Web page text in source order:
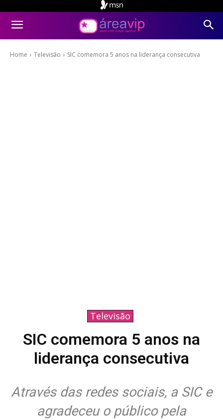
Home Televisão SIC comemora 5 anos na liderança consecutiva
Televisão
SIC comemora 5 anos na
liderança consecutiva
Através das redes sociais, a SIC e
agradeceu o público pela